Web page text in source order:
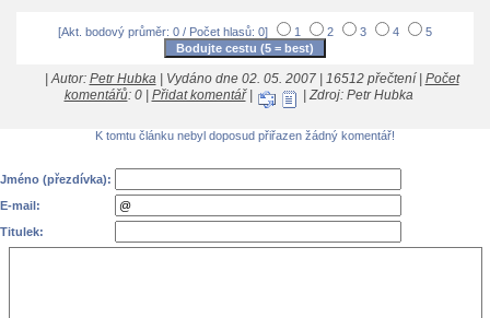
[Akt. bodový průměr: 0 / Počet hlasů: 0] 1 2 3 4 5
| Autor: Petr Hubka| Vydáno dne 02. 05. 2007 | 16512 přečtení | Počet
komentářů: 0 | Přidat komentář| | Zdroj: Petr Hubka
K tomtu článku nebyl doposud přiřazen žádný komentář!
Jméno (přezdívka):
E-mail:
Titulek: